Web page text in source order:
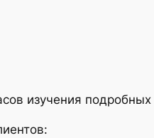
изучения